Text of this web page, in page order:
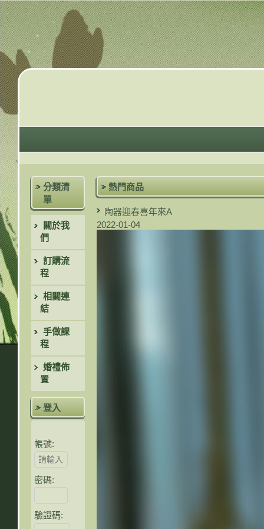
分類清
單
關於我
們
訂購流
程
相關連
結
手做課
程
婚禮佈
置
登入
帳號:
密碼:
驗證碼:
熱門商品
陶器迎春喜年來A
2022-01-04